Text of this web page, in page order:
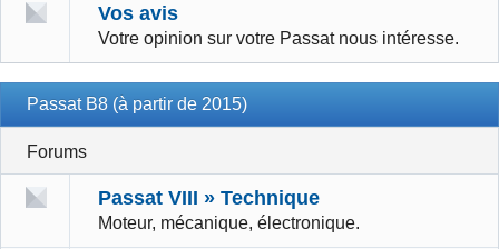
Vos avis
Votre opinion sur votre Passat nous intéresse.
Passat B8 (à partir de 2015)
Forums
Passat VIII » Technique
Moteur, mécanique, électronique.